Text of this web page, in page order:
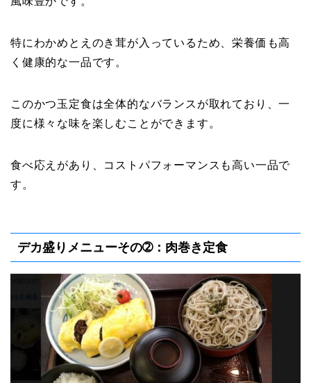
特にわかめとえのき茸が入っているため、栄養価も高
く健康的な一品です。
このかつ玉定食は全体的なバランスが取れており、一
度に様々な味を楽しむことができます。
食べ応えがあり、コストパフォーマンスも高い一品で
す。
デカ盛りメニューその➁：肉巻き定食